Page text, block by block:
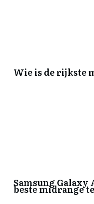
Wie is de rijkste
Samsung Galaxy
beste midrange